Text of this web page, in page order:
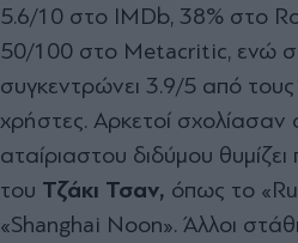
5.6/10 στο IMDb, 38% στο
50/100 στο Metacritic, ενώ
συγκεντρώνει 3.9/5 από τους
χρήστες. Αρκετοί σχολίασαν
αταίριαστου διδύμου θυμίζει
του Τζάκι Τσαν, όπως το
«Shanghai Noon». Άλλοι